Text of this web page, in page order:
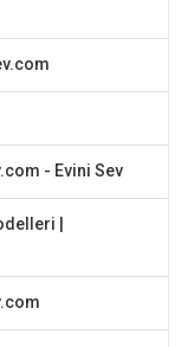
- Evini Sev
|